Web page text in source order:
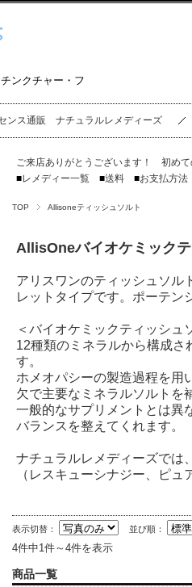
ンクチャー・フ
ンス通販 ナチュラルレメディーズ
ご来店ありがとうございます！ 初めて
■レメディー一覧 ■送料 ■お支払方法
TOP Allisoneティッシュソルト
AllisOneバイオケミック
アリスワンのティッシュソル
レットタイプです。ポーテン
＜バイオケミックティッシュ
12種類のミネラルから構成
す。
ホメオパシーの製造過程を用
欠で主要なミネラルソルトを
一般的なサプリメントとは異
バランスを整えてくれます。
ナチュラルレメディーズでは
（レスキューシナジー、ピュ
表示切替： 並び順：
4件中1件～4件を表示
商品一覧